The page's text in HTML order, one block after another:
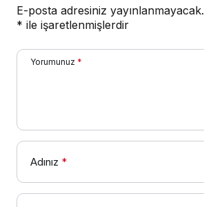
E-posta adresiniz yayınlanmayacak.
* ile işaretlenmişlerdir
Yorumunuz *
Adınız *